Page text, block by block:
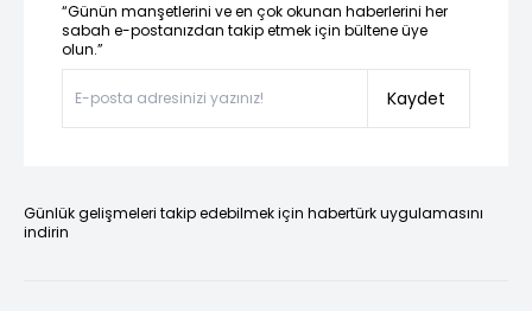
“Günün manşetlerini ve en çok okunan haberlerini her
sabah e-postanızdan takip etmek için bültene üye
olun.”
Kaydet
Günlük gelişmeleri takip edebilmek için habertürk uygulamasını
indirin